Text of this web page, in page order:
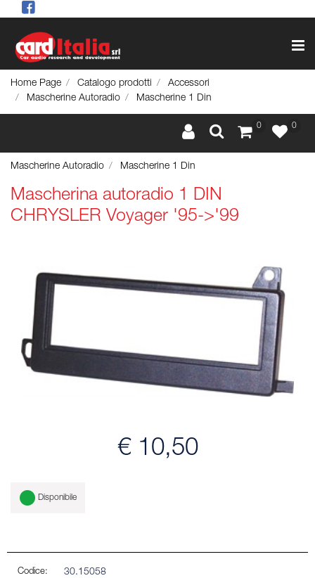
Home Page Catalogo prodotti
Accessori
Mascherine Autoradio
Mascherine 1 Din
0 0
Mascherine Autoradio Mascherine 1 Din
Mascherina autoradio 1 DIN
CHRYSLER Voyager '95->'99
€ 10,50
Disponibile
Codice: 30.15058